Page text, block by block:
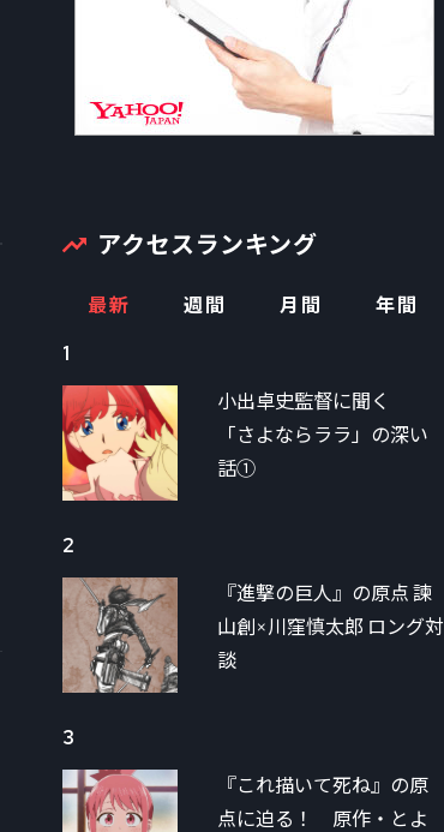
アクセスランキング
最新 週間 月間
年間
1
小出卓史監督に聞く
「さよならララ」の深い
話①
2
『進撃の巨人』の原点 諫
山創×川窪慎太郎 ロング対
談
3
『これ描いて死ね』の原
点に迫る！ 原作・とよ